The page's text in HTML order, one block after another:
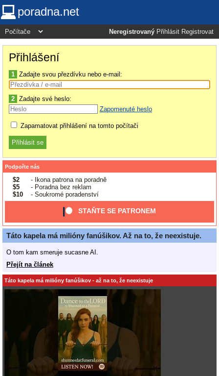
poradna.net
Neregistrovaný Přihlásit Registrovat
Přihlášení
1 Zadajte svou přezdívku nebo e-mail:
2 Zadajte své heslo:
Zapomenuté heslo
Zapamatovat přihlášení na tomto počítači
Podpořte nás
$2
- Ikona patrona na poradně
$5
- Poradna bez reklam
$10
- Soukromé poradenství
STAŇTE SE PATRONEM
Táto kapela má milióny fanúšikov. Až na to, že neexistuje.
O tom kam smeruje sucasne AI.
Přejít na článek
Táto kapela má milióny fanúšikov - až na to, že neexistuje